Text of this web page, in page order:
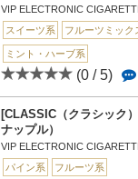
VIP ELECTRONIC
スイーツ系
フルーツミック
ミント・ハーブ系
(0 / 5)
[CLASSIC（クラシック
ナップル）
VIP ELECTRONIC
パイン系
フルーツ系